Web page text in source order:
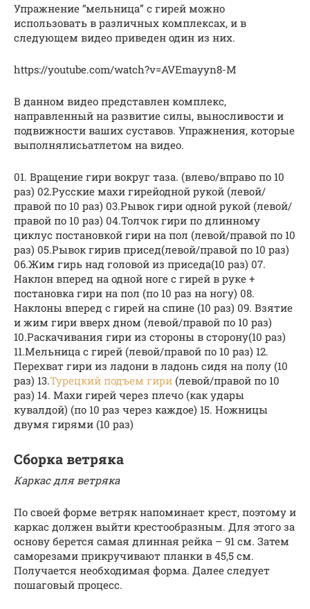
Упражнение “мельница” с гирей можно
использовать в различных комплексах, и в
следующем видео приведен один из них.
https://youtube.com/watch?v=AVEmayyn8-M
В данном видео представлен комплекс,
направленный на развитие силы, выносливости и
подвижности ваших суставов. Упражнения, которые
выполнялисьатлетом на видео.
01. Вращение гири вокруг таза. (влево/вправо по 10
раз) 02.Русские махи гирейодной рукой (левой/
правой по 10 раз) 03.Рывок гири одной рукой (левой/
правой по 10 раз) 04.Толчок гири по длинному
циклус постановкой гири на пол (левой/правой по 10
раз) 05.Рывок гирив присед(левой/правой по 10 раз)
06.Жим гирь над головой из приседа(10 раз) 07.
Наклон вперед на одной ноге с гирей в руке +
постановка гири на пол (по 10 раз на ногу) 08.
Наклоны вперед с гирей на спине (10 раз) 09. Взятие
и жим гири вверх дном (левой/правой по 10 раз)
10.Раскачивания гири из стороны в сторону(10 раз)
11.Мельница с гирей (левой/правой по 10 раз) 12.
Перехват гири из ладони в ладонь сидя на полу (10
раз) 13.Турецкий подъем гири (левой/правой по 10
раз) 14. Махи гирей через плечо (как удары
кувалдой) (по 10 раз через каждое) 15. Ножницы
двумя гирями (10 раз)
Сборка ветряка
Каркас для ветряка
По своей форме ветряк напоминает крест, поэтому и
каркас должен выйти крестообразным. Для этого за
основу берется самая длинная рейка – 91 см. Затем
саморезами прикручивают планки в 45,5 см.
Получается необходимая форма. Далее следует
пошаговый процесс.